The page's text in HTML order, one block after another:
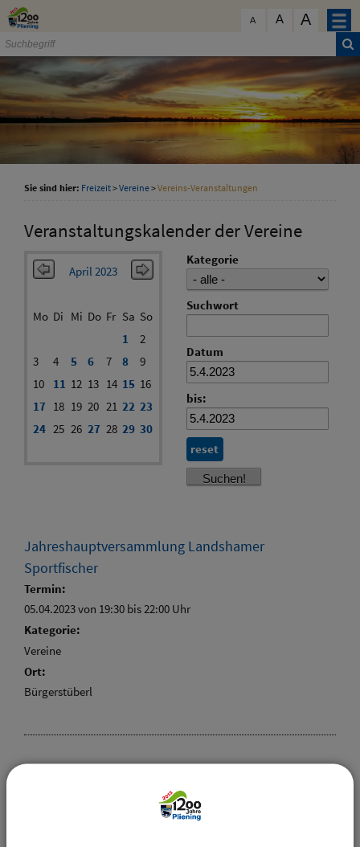
Zum Inhalt
A A A
Sie sind hier: Freizeit>Vereine>Vereins-Veranstaltungen
Veranstaltungskalender der Vereine
April 2023
Mo Di Mi Do Fr Sa So
1
2
3
4 5 6 7 8
9
10
11 12 13 14 15 16
17 18 19 20 21 22 23
24 25 26 27 28 29 30
Kategorie
Suchwort
Datum
bis:
reset
Jahreshauptversammlung Landshamer
Sportfischer
Termin:
05.04.2023 von 19:30 bis 22:00 Uhr
Kategorie:
Vereine
Ort:
Bürgerstüberl
Vereinsangebote speziell für junge Leute
schließen